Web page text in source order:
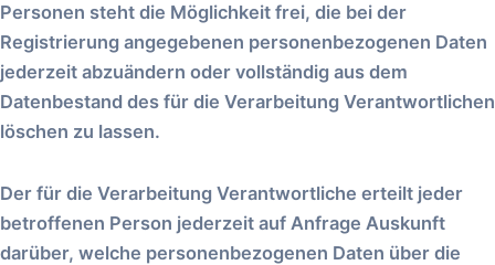
Personen steht die Möglichkeit frei, die bei der
Registrierung angegebenen personenbezogenen Daten
jederzeit abzuändern oder vollständig aus dem
Datenbestand des für die Verarbeitung Verantwortlichen
löschen zu lassen.
Der für die Verarbeitung Verantwortliche erteilt jeder
betroffenen Person jederzeit auf Anfrage Auskunft
darüber, welche personenbezogenen Daten über die